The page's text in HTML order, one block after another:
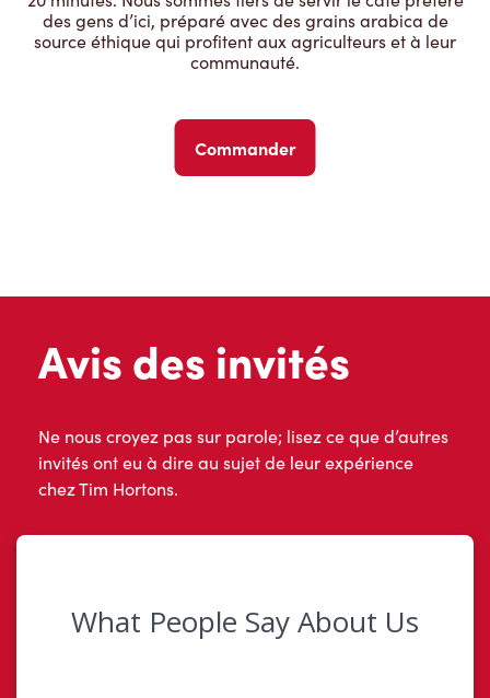
des gens d’ici, préparé avec des grains arabica de
source éthique qui profitent aux agriculteurs et à leur
communauté.
Commander
Avis des invités
Ne nous croyez pas sur parole; lisez ce que d’autres
invités ont eu à dire au sujet de leur expérience
chez Tim Hortons.